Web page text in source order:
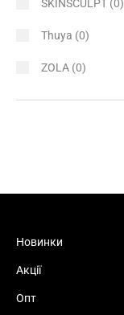
SKINSCULPT (0)
Thuya (0)
ZOLA (0)
Новинки
Акції
Опт